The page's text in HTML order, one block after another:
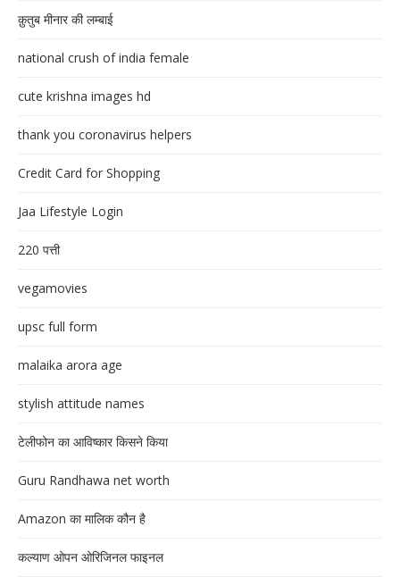
क़ुतुब मीनार की लम्बाई
national crush of india female
cute krishna images hd
thank you coronavirus helpers
Credit Card for Shopping
Jaa Lifestyle Login
220 पत्ती
vegamovies
upsc full form
malaika arora age
stylish attitude names
टेलीफोन का आविष्कार किसने किया
Guru Randhawa net worth
Amazon का मालिक कौन है
कल्याण ओपन ओरिजिनल फाइनल